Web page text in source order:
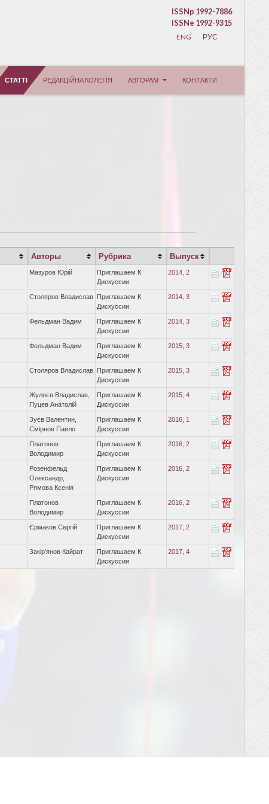
ISSNp 1992-7886
ISSNe 1992-9315
ENG РУС
СТАТТІ РЕДАКЦІЙНА КОЛЕГІЯ АВТОРАМ КОНТАКТИ
Авторы Рубрика Выпуск
Мазуров Юрій
Приглашаем К
Дискуссии
2014, 2
Столяров Владислав Приглашаем К
Дискуссии
2014, 3
Фельдман Вадим
Приглашаем К
Дискуссии
2014, 3
Фельдман Вадим
Приглашаем К
Дискуссии
2015, 3
Столяров Владислав Приглашаем К
Дискуссии
2015, 3
Жуляєв Владислав,
Пуцев Анатолій
Приглашаем К
Дискуссии
2015, 4
Зуєв Валентин,
Смірнов Павло
Приглашаем К
Дискуссии
2016, 1
Платонов
Володимир
Приглашаем К
Дискуссии
2016, 2
Розенфельд
Олександр,
Рямова Ксенія
Приглашаем К
Дискуссии
2016, 2
Платонов
Володимир
Приглашаем К
Дискуссии
2016, 2
Єрмаков Сергій
Приглашаем К
Дискуссии
2017, 2
Закір'янов Кайрат
Приглашаем К
Дискуссии
2017, 4